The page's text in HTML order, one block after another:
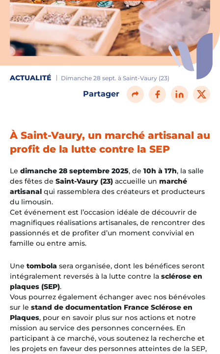
ACTUALITÉ Dimanche 28 sept. à Saint-Vaury (23)
Partager
À Saint-Vaury, un marché artisanal au
profit de la lutte contre la SEP
Le dimanche 28 septembre 2025, de 10h à 17h, la salle
des fêtes de Saint-Vaury (23) accueille un marché
artisanal qui rassemblera des créateurs et producteurs
du limousin.
Cet événement est l’occasion idéale de découvrir de
magnifiques réalisations artisanales, de rencontrer des
passionnés et de profiter d’un moment convivial en
famille ou entre amis.
Une tombola sera organisée, dont les bénéfices seront
intégralement reversés à la lutte contre la sclérose en
plaques (SEP).
Vous pourrez également échanger avec nos bénévoles
sur le stand de documentation France Sclérose en
Plaques, pour en savoir plus sur nos actions et notre
mission au service des personnes concernées. En
participant à ce marché, vous soutenez la recherche et
les projets en faveur des personnes atteintes de la SEP,